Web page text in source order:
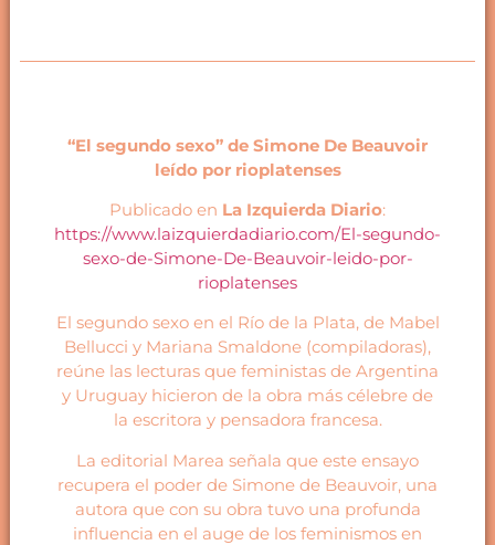
“El segundo sexo” de Simone De Beauvoir
leído por rioplatenses
Publicado en La Izquierda Diario:
https://www.laizquierdadiario.com/El-segundo-
sexo-de-Simone-De-Beauvoir-leido-por-
rioplatenses
El segundo sexo en el Río de la Plata, de Mabel
Bellucci y Mariana Smaldone (compiladoras),
reúne las lecturas que feministas de Argentina
y Uruguay hicieron de la obra más célebre de
la escritora y pensadora francesa.
La editorial Marea señala que este ensayo
recupera el poder de Simone de Beauvoir, una
autora que con su obra tuvo una profunda
influencia en el auge de los feminismos en